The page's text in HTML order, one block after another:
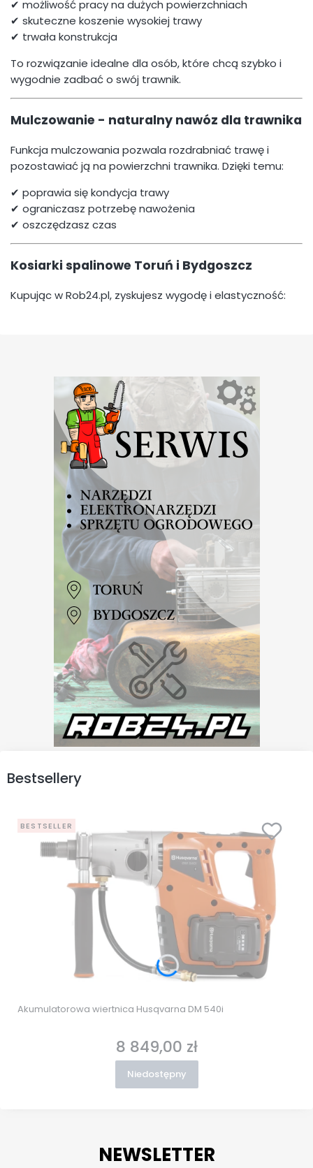
✔ możliwość pracy na dużych powierzchniach
✔ skuteczne koszenie wysokiej trawy
✔ trwała konstrukcja
To rozwiązanie idealne dla osób, które chcą szybko i
wygodnie zadbać o swój trawnik.
Mulczowanie - naturalny nawóz dla trawnika
Funkcja mulczowania pozwala rozdrabniać trawę i
pozostawiać ją na powierzchni trawnika. Dzięki temu:
✔ poprawia się kondycja trawy
✔ ograniczasz potrzebę nawożenia
✔ oszczędzasz czas
Kosiarki spalinowe Toruń i Bydgoszcz
Kupując w Rob24.pl, zyskujesz wygodę i elastyczność:
Bestsellery
BESTSELLER
Akumulatorowa wiertnica Husqvarna DM 540i
Cena
8 849,00 zł
Niedostępny
NEWSLETTER